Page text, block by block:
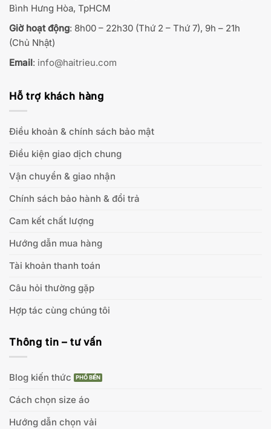
Bình Hưng Hòa, TpHCM
Giờ hoạt động: 8h00 – 22h30 (Thứ 2 – Thứ 7), 9h – 21h
(Chủ Nhật)
Email: info@haitrieu.com
Hỗ trợ khách hàng
Điều khoản & chính sách bảo mật
Điều kiện giao dịch chung
Vận chuyển & giao nhận
Chính sách bảo hành & đổi trả
Cam kết chất lượng
Hướng dẫn mua hàng
Tài khoản thanh toán
Câu hỏi thường gặp
Hợp tác cùng chúng tôi
Thông tin – tư vấn
Blog kiến thức
Cách chọn size áo
Hướng dẫn chọn vải